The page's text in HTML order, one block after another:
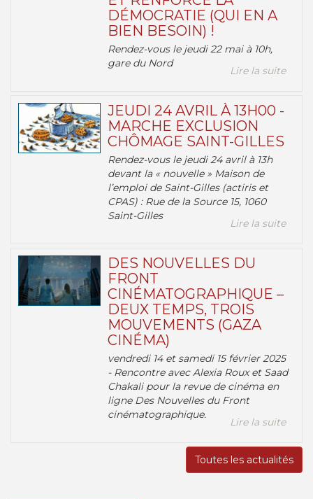
DÉMOCRATIE (QUI EN A
BIEN BESOIN) !
Rendez-vous le jeudi 22 mai à 10h,
gare du Nord
Lire la suite
JEUDI 24 AVRIL À 13H00 -
MARCHE EXCLUSION
CHÔMAGE SAINT-GILLES
Rendez-vous le jeudi 24 avril à 13h
devant la « nouvelle » Maison de
l’emploi de Saint-Gilles (actiris et
CPAS) : Rue de la Source 15, 1060
Saint-Gilles
Lire la suite
DES NOUVELLES DU
FRONT
CINÉMATOGRAPHIQUE –
DEUX TEMPS, TROIS
MOUVEMENTS (GAZA
CINÉMA)
vendredi 14 et samedi 15 février 2025
- Rencontre avec Alexia Roux et Saad
Chakali pour la revue de cinéma en
ligne Des Nouvelles du Front
cinématographique.
Lire la suite
Toutes les actualités